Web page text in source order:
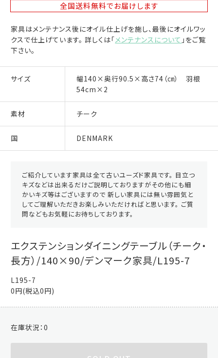
全国送料無料でお届けします
家具はメンテナンス後にオイル仕上げを施し、最後にオイルワッ
クスで仕上げています。 詳しくは「メンテナンスについて 」をご覧
下さい。
サイズ
幅140×奥行90.5×高さ74（㎝） 羽根
54cm×2
素材 チーク
国 DENMARK
ご紹介しています家具は全て古いユーズド家具です。 目立つ
キズなどは出来るだけご説明しておりますがその他にも細
かいキズ等はございますので 新しい家具には無い雰囲気と
してご理解いただきお楽しみいただければと思います。 ご質
問などもお気軽にお待ちしております。
エクステンションダイニングテーブル（チーク・
長方）/140×90/デンマーク家具/L195-7
L195-7
0円(税込0円)
在庫状況：0